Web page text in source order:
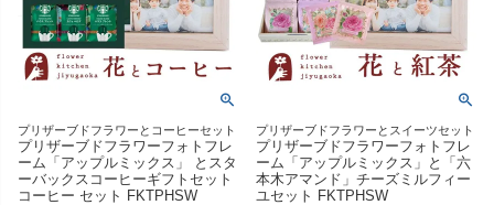
プリザーブドフラワーとコーヒーセット
プリザーブドフラワーフォトフレ
ーム「アップルミックス」 とスタ
ーバックスコーヒーギフトセット
コーヒー セット FKTPHSW
プリザーブドフラワーとスイーツセット
プリザーブドフラワーフォトフレ
ーム「アップルミックス」と「六
本木アマンド」チーズミルフィー
ユセット FKTPHSW